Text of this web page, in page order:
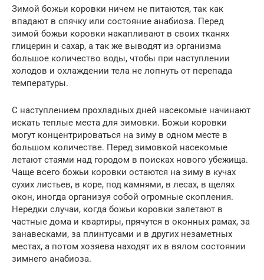
Зимой божьи коровки ничем не питаются, так как
впадают в спячку или состояние анабиоза. Перед
зимой божьи коровки накапливают в своих тканях
глицерин и сахар, а так же выводят из организма
большое количество воды, чтобы при наступлении
холодов и охлаждении тела не лопнуть от перепада
температуры.
С наступлением прохладных дней насекомые начинают
искать теплые места для зимовки. Божьи коровки
могут концентрироваться на зиму в одном месте в
большом количестве. Перед зимовкой насекомые
летают стаями над городом в поисках нового убежища.
Чаще всего божьи коровки остаются на зиму в кучах
сухих листьев, в коре, под камнями, в лесах, в щелях
окон, иногда организуя собой огромные скопления.
Нередки случаи, когда божьи коровки залетают в
частные дома и квартиры, прячутся в оконных рамах, за
занавесками, за плинтусами и в других незаметных
местах, а потом хозяева находят их в вялом состоянии
зимнего анабиоза.